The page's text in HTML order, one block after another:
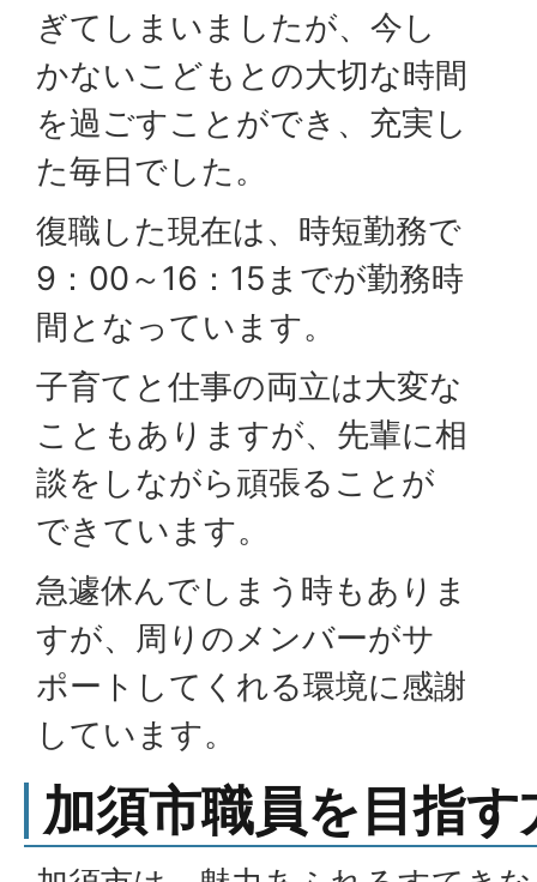
ぎてしまいましたが、今し
かないこどもとの大切な時間
を過ごすことができ、充実し
た毎日でした。
復職した現在は、時短勤務で
9：00～16：15までが勤務時
間となっています。
子育てと仕事の両立は大変な
こともありますが、先輩に相
談をしながら頑張ることが
できています。
急遽休んでしまう時もありま
すが、周りのメンバーがサ
ポートしてくれる環境に感謝
しています。
加須市職員を目指